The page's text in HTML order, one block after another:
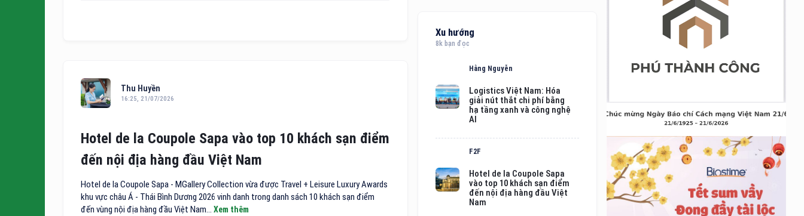
Thu Huyền
16:25, 21/07/2026
Hotel de la Coupole Sapa vào top 10 khách sạn điểm
đến nội địa hàng đầu Việt Nam
Hotel de la Coupole Sapa - MGallery Collection vừa được Travel + Leisure Luxury Awards
khu vực châu Á - Thái Bình Dương 2026 vinh danh trong danh sách 10 khách sạn điểm
đến vùng nội địa hàng đầu Việt Nam...Xem thêm
Xu hướng
8k bạn đọc
Hằng Nguyễn
Logistics Việt Nam: Hóa
giải nút thắt chi phí bằng
hạ tầng xanh và công nghệ
AI
F2F
Hotel de la Coupole Sapa
vào top 10 khách sạn điểm
đến nội địa hàng đầu Việt
Nam